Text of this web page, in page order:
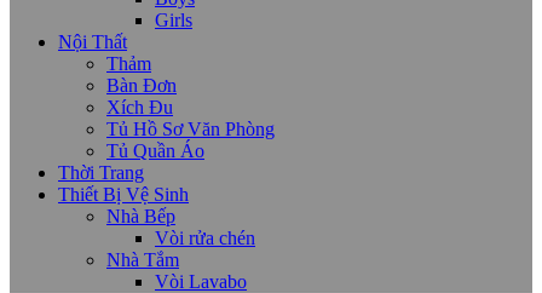
Girls
Nội Thất
Thảm
Bàn Đơn
Xích Đu
Tủ Hồ Sơ Văn Phòng
Tủ Quần Áo
Thời Trang
Thiết Bị Vệ Sinh
Nhà Bếp
Vòi rửa chén
Nhà Tắm
Vòi Lavabo